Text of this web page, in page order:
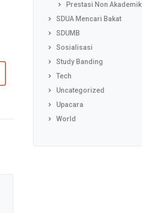
Prestasi Non Akademik
SDUA Mencari Bakat
SDUMB
Sosialisasi
Study Banding
Tech
Uncategorized
Upacara
World